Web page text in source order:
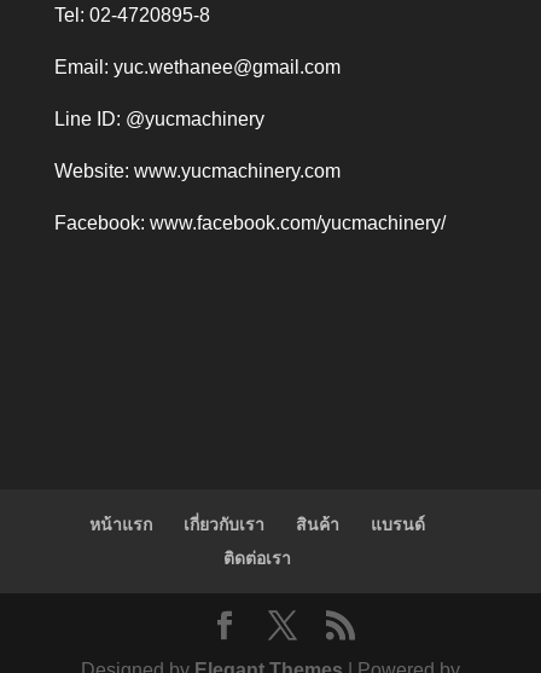
Tel: 02-4720895-8
Email: yuc.wethanee@gmail.com
Line ID: @yucmachinery
Website: www.yucmachinery.com
Facebook: www.facebook.com/yucmachinery/
หน้าแรก เกี่ยวกับเรา สินค้า
แบรนด์
ติดต่อเรา